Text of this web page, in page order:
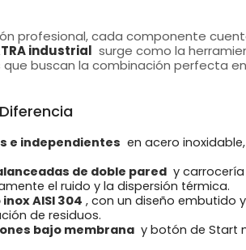
profesional, cada componente
industrial surge como la
buscan la combinación perfecta
e independientes en acero
de doble pared y
el ruido y la dispersión térmica.
AISI 304 , con un diseño embutido
de residuos.
bajo membrana y botón de Start